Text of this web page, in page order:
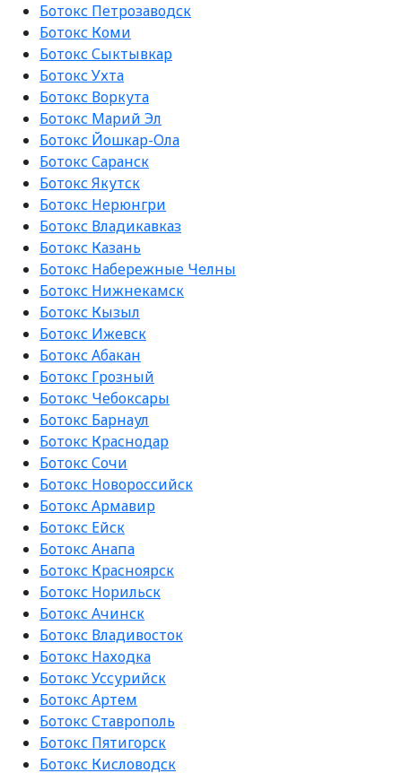
Ботокс Петрозаводск
Ботокс Коми
Ботокс Сыктывкар
Ботокс Ухта
Ботокс Воркута
Ботокс Марий Эл
Ботокс Йошкар-Ола
Ботокс Саранск
Ботокс Якутск
Ботокс Нерюнгри
Ботокс Владикавказ
Ботокс Казань
Ботокс Набережные Челны
Ботокс Нижнекамск
Ботокс Кызыл
Ботокс Ижевск
Ботокс Абакан
Ботокс Грозный
Ботокс Чебоксары
Ботокс Барнаул
Ботокс Краснодар
Ботокс Сочи
Ботокс Новороссийск
Ботокс Армавир
Ботокс Ейск
Ботокс Анапа
Ботокс Красноярск
Ботокс Норильск
Ботокс Ачинск
Ботокс Владивосток
Ботокс Находка
Ботокс Уссурийск
Ботокс Артем
Ботокс Ставрополь
Ботокс Пятигорск
Ботокс Кисловодск